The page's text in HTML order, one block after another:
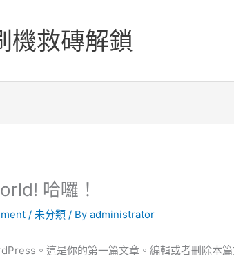
機救磚解鎖
哈囉！
/ 未分類 / Byadministrator
。這是你的第一篇文章。編輯或者刪除本